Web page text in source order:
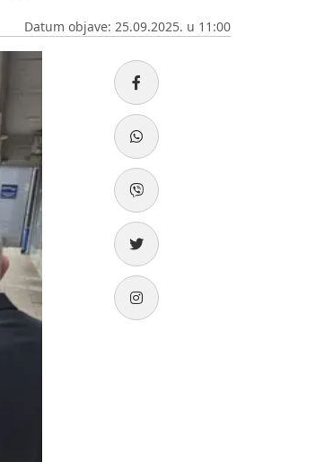
Datum objave: 25.09.2025. u 11:00